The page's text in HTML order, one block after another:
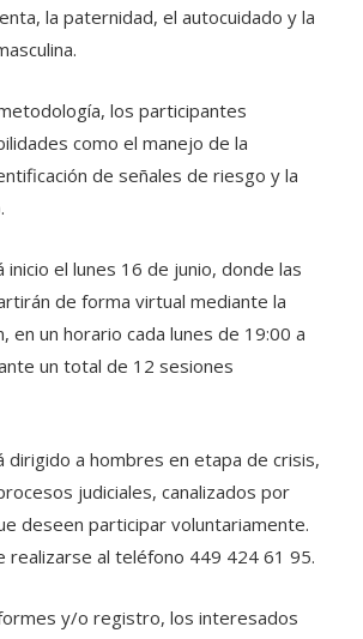
la paternidad, el autocuidado y la
los participantes
como el manejo de la
de señales de riesgo y la
inicio el lunes 16 de junio, donde las
de forma virtual mediante la
en un horario cada lunes de 19:00 a
un total de 12 sesiones
dirigido a hombres en etapa de crisis,
judiciales, canalizados por
deseen participar voluntariamente.
realizarse al teléfono 449 424 61 95.
y/o registro, los interesados